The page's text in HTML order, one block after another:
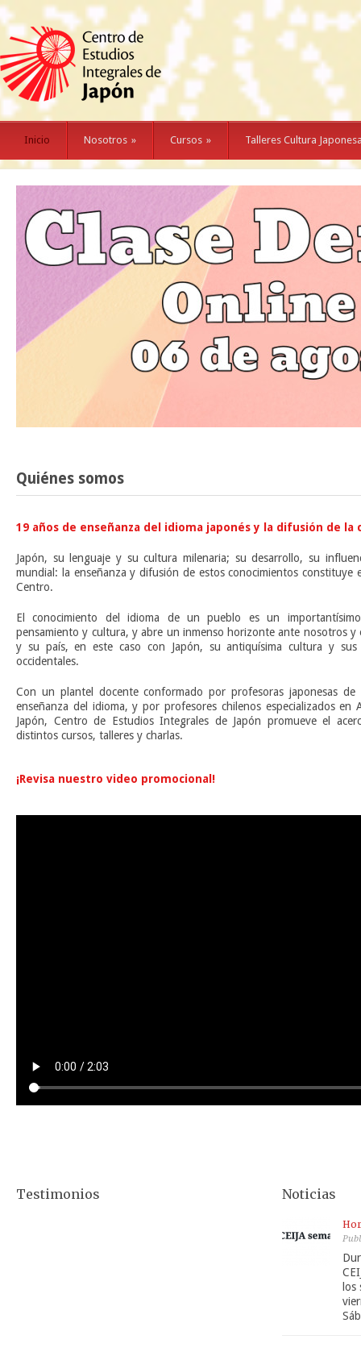
Inicio Nosotros » Cursos » Talleres Cultura
Quiénes somos
19 años de enseñanza del idioma japonés y la difusión de la
Japón, su lenguaje y su cultura milenaria; su desarrollo, su
mundial: la enseñanza y difusión de estos conocimientos
Centro.
El conocimiento del idioma de un pueblo es un
pensamiento y cultura, y abre un inmenso horizonte ante nosotros y
y su país, en este caso con Japón, su antiquísima cultura y
occidentales.
Con un plantel docente conformado por profesoras japonesas
enseñanza del idioma, y por profesores chilenos especializados
Japón, Centro de Estudios Integrales de Japón promueve el
distintos cursos, talleres y charlas.
¡Revisa nuestro video promocional!
Testimonios Noticias
los